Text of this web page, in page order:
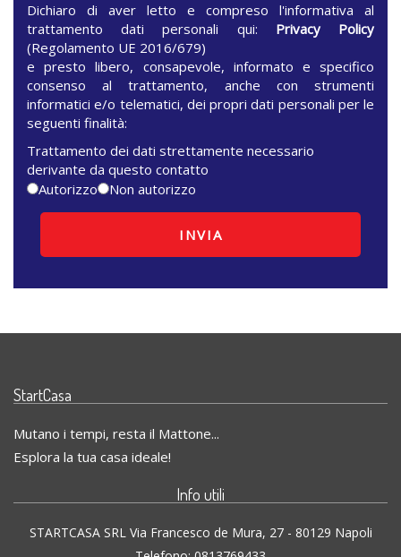
Dichiaro di aver letto e compreso l'informativa al
trattamento dati personali qui: Privacy Policy
(Regolamento UE 2016/679)
e presto libero, consapevole, informato e specifico
consenso al trattamento, anche con strumenti
informatici e/o telematici, dei propri dati personali per le
seguenti finalità:
Trattamento dei dati strettamente necessario
derivante da questo contatto
Autorizzo
Non autorizzo
StartCasa
Mutano i tempi, resta il Mattone...
Esplora la tua casa ideale!
Info utili
STARTCASA SRL Via Francesco de Mura, 27 - 80129 Napoli